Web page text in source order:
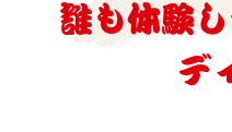
誰も体験
デ